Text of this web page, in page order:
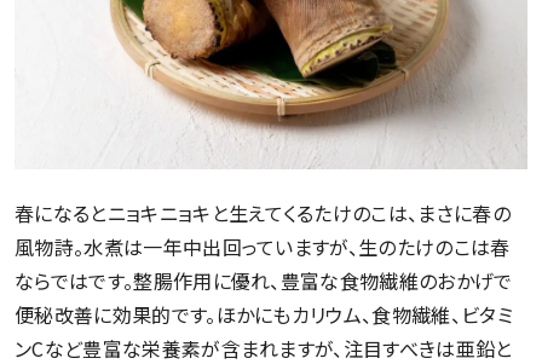
春になるとニョキニョキと生えてくるたけのこは、まさに春の
風物詩。水煮は一年中出回っていますが、生のたけのこは春
ならではです。整腸作用に優れ、豊富な食物繊維のおかげで
便秘改善に効果的です。ほかにもカリウム、食物繊維、ビタミ
ンCなど豊富な栄養素が含まれますが、注目すべきは亜鉛と